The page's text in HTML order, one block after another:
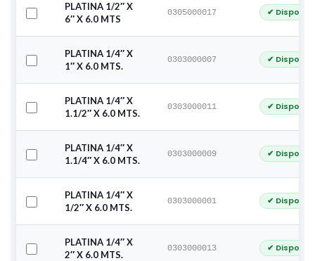
PLATINA 1/2″ X
6″ X 6.0 MTS
0305000017 ✔
PLATINA 1/4″ X
1″ X 6.0 MTS.
0303000007 ✔
PLATINA 1/4″ X
1.1/2″ X 6.0 MTS.
0303000011 ✔
PLATINA 1/4″ X
1.1/4″ X 6.0 MTS.
0303000009 ✔
PLATINA 1/4″ X
1/2″ X 6.0 MTS.
0303000001 ✔
PLATINA 1/4″ X
2″ X 6.0 MTS.
0303000013 ✔